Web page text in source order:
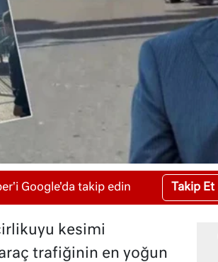
Google'da takip edin Takip Et
kesimi
trafiğinin en yoğun